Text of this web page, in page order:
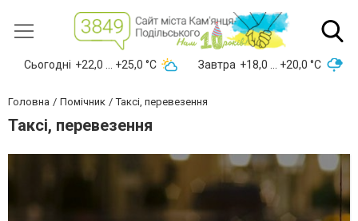
Сьогодні +22,0 ... +25,0 °С Завтра +18,0 ... +20,0 °С
Головна Помічник Таксі, перевезення
Таксі, перевезення